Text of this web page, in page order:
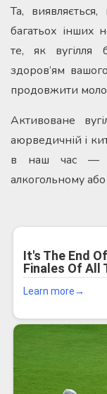
Та,
багатьох інших
те, як вугілля
здоров’ям
продовжити
Активоване
аюрведичній і
в наш час —
алкогольному